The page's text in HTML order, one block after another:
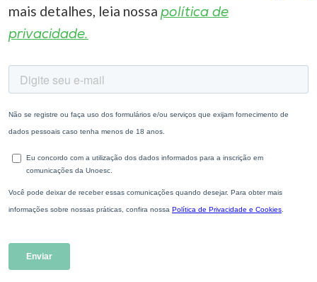
mais detalhes, leia nossa política de
privacidade.